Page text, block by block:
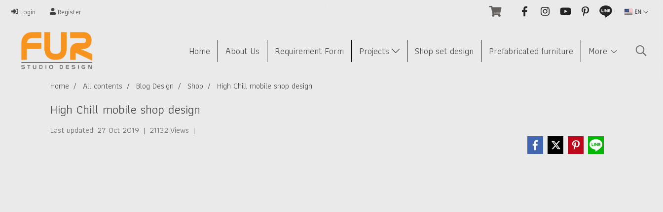
Login Register EN
Home About Us Requirement Form Projects Shop set design Prefabricated furniture More
Home All contents Blog Design Shop High Chill mobile shop design
High Chill mobile shop design
Last updated: 27 Oct 2019 | 21132 Views |